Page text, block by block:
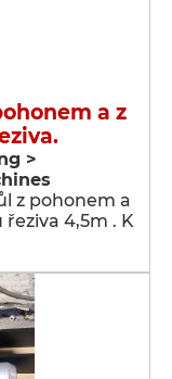
a z
>
z pohonem a
4,5m . K